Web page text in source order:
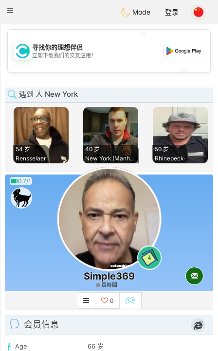
Citas
Toggle
Mode 登录
💖
寻找你的理想伴侣
立即下载我们的交友应用！
遇到 人 New York
54 岁
Rensselaer
40 岁
New York (Manhatta
50 岁
Rhinebeck
0.7/1
4
Simple369
長時間
0
会员信息
Age
66 岁